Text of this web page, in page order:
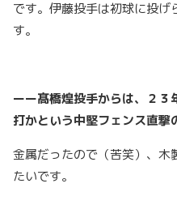
です。伊藤投手は初球に投
す。
ーー髙橋煌投手からは、２
打かという中堅フェンス直撃
金属だったので（苦笑）、木
たいです。